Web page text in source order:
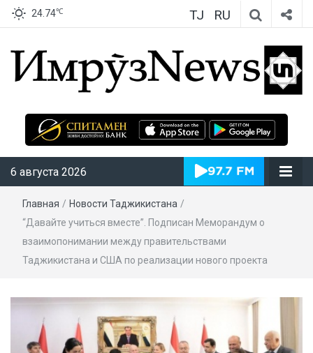
24.74℃ TJ RU
ИмрӯзNews
6 августа 2026
Главная / Новости Таджикистана /
“Давайте учиться вместе”. Подписан Меморандум о
взаимопонимании между правительствами
Таджикистана и США по реализации нового проекта